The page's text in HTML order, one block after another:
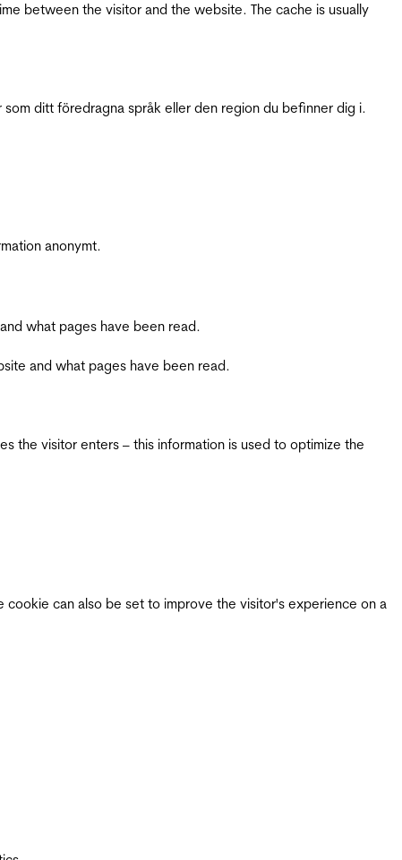
between the visitor and the website. The cache is usually
ditt föredragna språk eller den region du befinner dig i.
anonymt.
what pages have been read.
and what pages have been read.
the visitor enters – this information is used to optimize the
can also be set to improve the visitor's experience on a